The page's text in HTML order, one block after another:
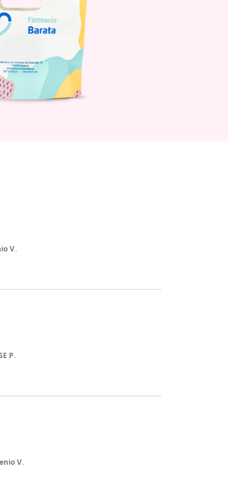
V.
P.
V.